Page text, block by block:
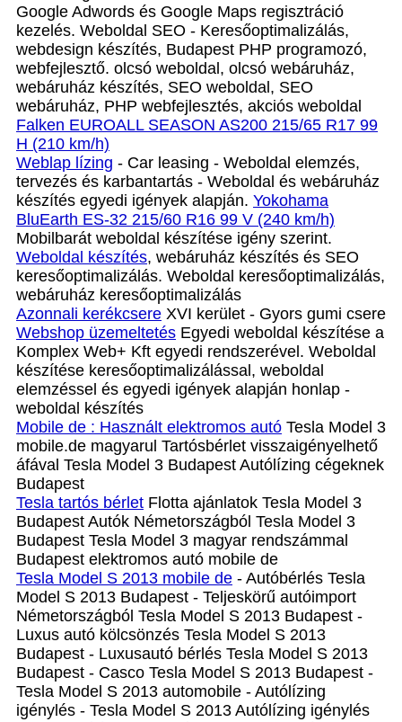
Google Adwords és Google Maps regisztráció
kezelés. Weboldal SEO - Keresőoptimalizálás,
webdesign készítés, Budapest PHP programozó,
webfejlesztő. olcsó weboldal, olcsó webáruház,
webáruház készítés, SEO weboldal, SEO
webáruház, PHP webfejlesztés, akciós weboldal
Falken EUROALL SEASON AS200 215/65 R17 99
H (210 km/h)
Weblap lízing - Car leasing - Weboldal elemzés,
tervezés és karbantartás - Weboldal és webáruház
készítés egyedi igények alapján. Yokohama
BluEarth ES-32 215/60 R16 99 V (240 km/h)
Mobilbarát weboldal készítése igény szerint.
Weboldal készítés, webáruház készítés és SEO
keresőoptimalizálás. Weboldal keresőoptimalizálás,
webáruház keresőoptimalizálás
Azonnali kerékcsere XVI kerület - Gyors gumi csere
Webshop üzemeltetés Egyedi weboldal készítése a
Komplex Web+ Kft egyedi rendszerével. Weboldal
készítése keresőoptimalizálással, weboldal
elemzéssel és egyedi igények alapján honlap -
weboldal készítés
Mobile de : Használt elektromos autó Tesla Model 3
mobile.de magyarul Tartósbérlet visszaigényelhető
áfával Tesla Model 3 Budapest Autólízing cégeknek
Budapest
Tesla tartós bérlet Flotta ajánlatok Tesla Model 3
Budapest Autók Németországból‎ Tesla Model 3
Budapest Tesla Model 3 magyar rendszámmal
Budapest elektromos autó mobile de
Tesla Model S 2013 mobile de - Autóbérlés Tesla
Model S 2013 Budapest - Teljeskörű autóimport
Németországból Tesla Model S 2013 Budapest -
Luxus autó kölcsönzés Tesla Model S 2013
Budapest - Luxusautó bérlés Tesla Model S 2013
Budapest - Casco Tesla Model S 2013 Budapest -
Tesla Model S 2013 automobile - Autólízing
igénylés - Tesla Model S 2013 Autólízing igénylés